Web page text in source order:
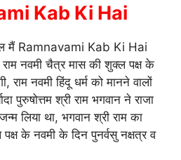
Kab Ki Hai
मैं Ramnavami Kab Ki Hai
नवमी चैत्र मास की शुक्ल पक्ष के
राम नवमी हिंदू धर्म को मानने वालों
पुरुषोत्तम श्री राम भगवान ने राजा
लिया था, भगवान श्री राम का
के नवमी के दिन पुनर्वसु नक्षत्र व